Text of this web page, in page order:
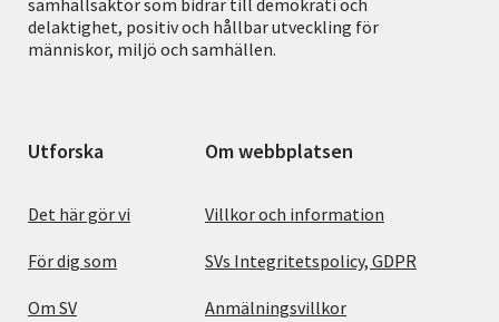
samhällsaktör som bidrar till demokrati och
delaktighet, positiv och hållbar utveckling för
människor, miljö och samhällen.
Utforska
Det här gör vi
För dig som
Om SV
Om webbplatsen
Villkor och information
SVs Integritetspolicy, GDPR
Anmälningsvillkor